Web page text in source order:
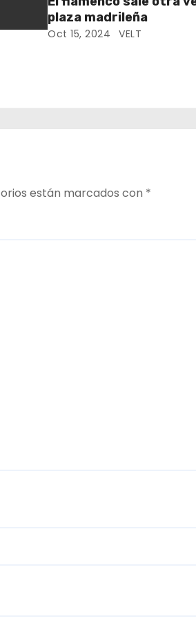
plaza madrileña
Oct 15, 2024 VELT
están marcados con *